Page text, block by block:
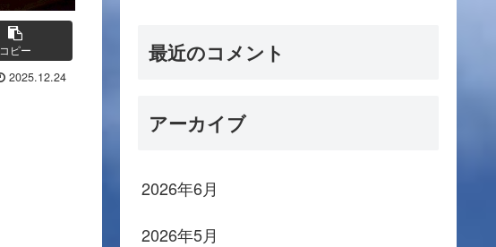
コピー
2025.12.24
最近のコメント
アーカイブ
2026年6月
2026年5月